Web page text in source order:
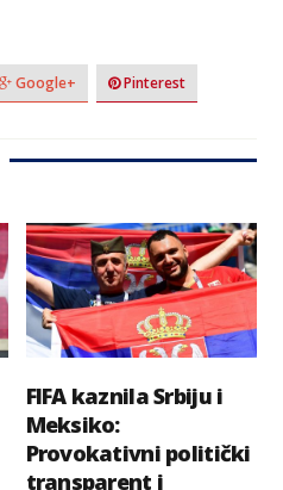
Google+ Pinterest
FIFA kaznila Srbiju i
Meksiko:
Provokativni politički
transparent i